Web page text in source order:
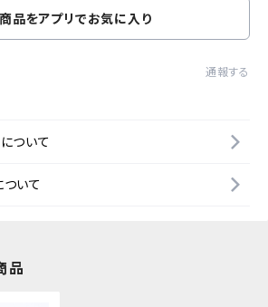
商品をアプリでお気に入り
通報する
ついて
いて
品